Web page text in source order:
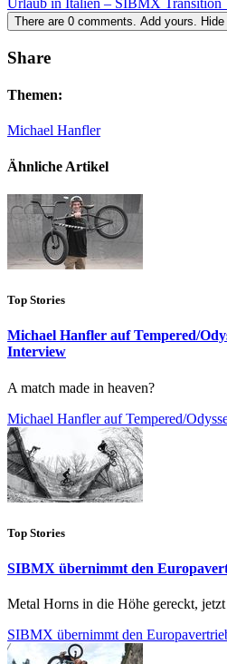
Urlaub in Italien – SIBMX Transition
There are 0 comments. Add yours.
Share
Themen:
Michael Hanfler
Ähnliche Artikel
Top Stories
Michael Hanfler auf Tempered/
Interview
A match made in heaven?
Michael Hanfler auf Tempered/
Top Stories
SIBMX übernimmt den
Metal Horns in die Höhe gereckt,
SIBMX übernimmt den